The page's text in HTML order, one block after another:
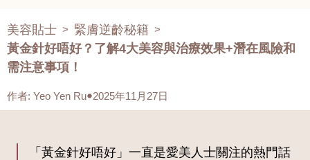
美容貼士 > 緊膚逆齡秘籍 >
黃金針好唔好？了解4大美容與治療效果+潛在風險和
需注意事項！
作者: Yeo Yen Ru 2025年11月27日
「黃金針好唔好」一直是愛美人士關注的熱門話